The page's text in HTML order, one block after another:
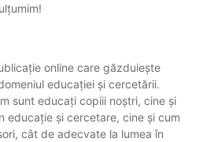
online care găzduiește
educației și cercetării.
sunt educați copiii noștri, cine și
educație și cercetare, cine și cum
cât de adecvate la lumea în